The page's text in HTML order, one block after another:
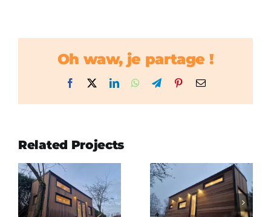
Oh waw, je partage !
Facebook LinkedInWhatsApp
TelegramPinterestEmail
Related Projects